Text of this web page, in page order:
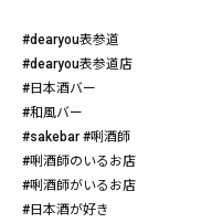
#dearyou表参道
#dearyou表参道店
#日本酒バー
#和風バー
#sakebar #唎酒師
#唎酒師のいるお店
#唎酒師がいるお店
#日本酒が好き